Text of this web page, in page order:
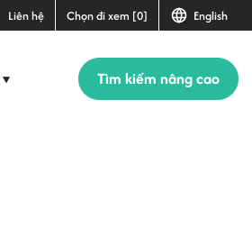
Liên hệ Chọn đi xem [0] English
▼ Tìm kiếm nâng cao